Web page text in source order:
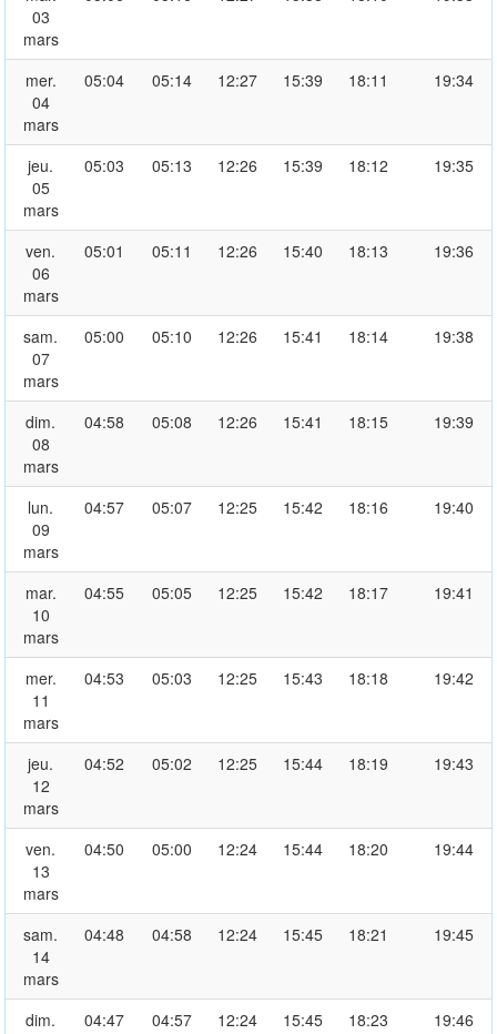
03
mars
mer.
04
mars
05:04 05:14 12:27 15:39 18:11 19:34
jeu.
05
mars
05:03 05:13 12:26 15:39 18:12 19:35
ven.
06
mars
05:01 05:11 12:26 15:40 18:13 19:36
sam.
07
mars
05:00 05:10 12:26 15:41 18:14 19:38
dim.
08
mars
04:58 05:08 12:26 15:41 18:15 19:39
lun.
09
mars
04:57 05:07 12:25 15:42 18:16 19:40
mar.
10
mars
04:55 05:05 12:25 15:42 18:17 19:41
mer.
11
mars
04:53 05:03 12:25 15:43 18:18 19:42
jeu.
12
mars
04:52 05:02 12:25 15:44 18:19 19:43
ven.
13
mars
04:50 05:00 12:24 15:44 18:20 19:44
sam.
14
mars
04:48 04:58 12:24 15:45 18:21 19:45
dim.
04:47 04:57 12:24 15:45 18:23 19:46